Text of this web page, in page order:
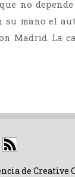
no
mano el
Madrid. La
de Creative